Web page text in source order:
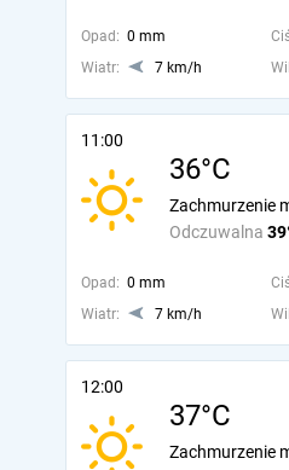
Opad: 0 mm
Wiatr:
7 km/h
11:00
36°C
Odczuwalna
Zachmurzenie
Opad: 0 mm
Wiatr:
7 km/h
12:00
37°C
Zachmurzenie